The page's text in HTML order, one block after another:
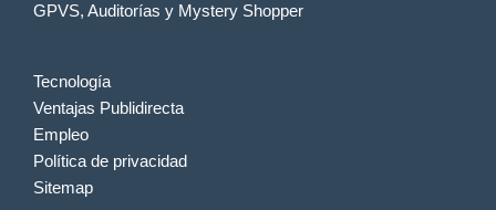
GPVS, Auditorías y Mystery Shopper
Tecnología
Ventajas Publidirecta
Empleo
Política de privacidad
Sitemap